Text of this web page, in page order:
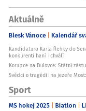
Aktuálně
Blesk Vánoce Kalendář
Kandidatura Karla Řehky do
konkurenti haní i chválí
Korupce na Bulovce: Státní
Svědci o tragédii na jezeře
Sport
MS hokej 2025 Biatlon